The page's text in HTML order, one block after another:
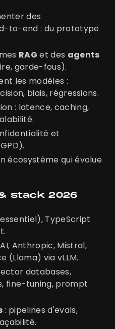
des
to-end : du prototype
RAG et des agents
garde-fous).
les modèles :
biais, régressions.
: latence, caching,
et
écosystème qui évolue
stack 2026
TypeScript
Anthropic, Mistral,
(Llama) via vLLM.
databases,
fine-tuning, prompt
: pipelines d'evals,